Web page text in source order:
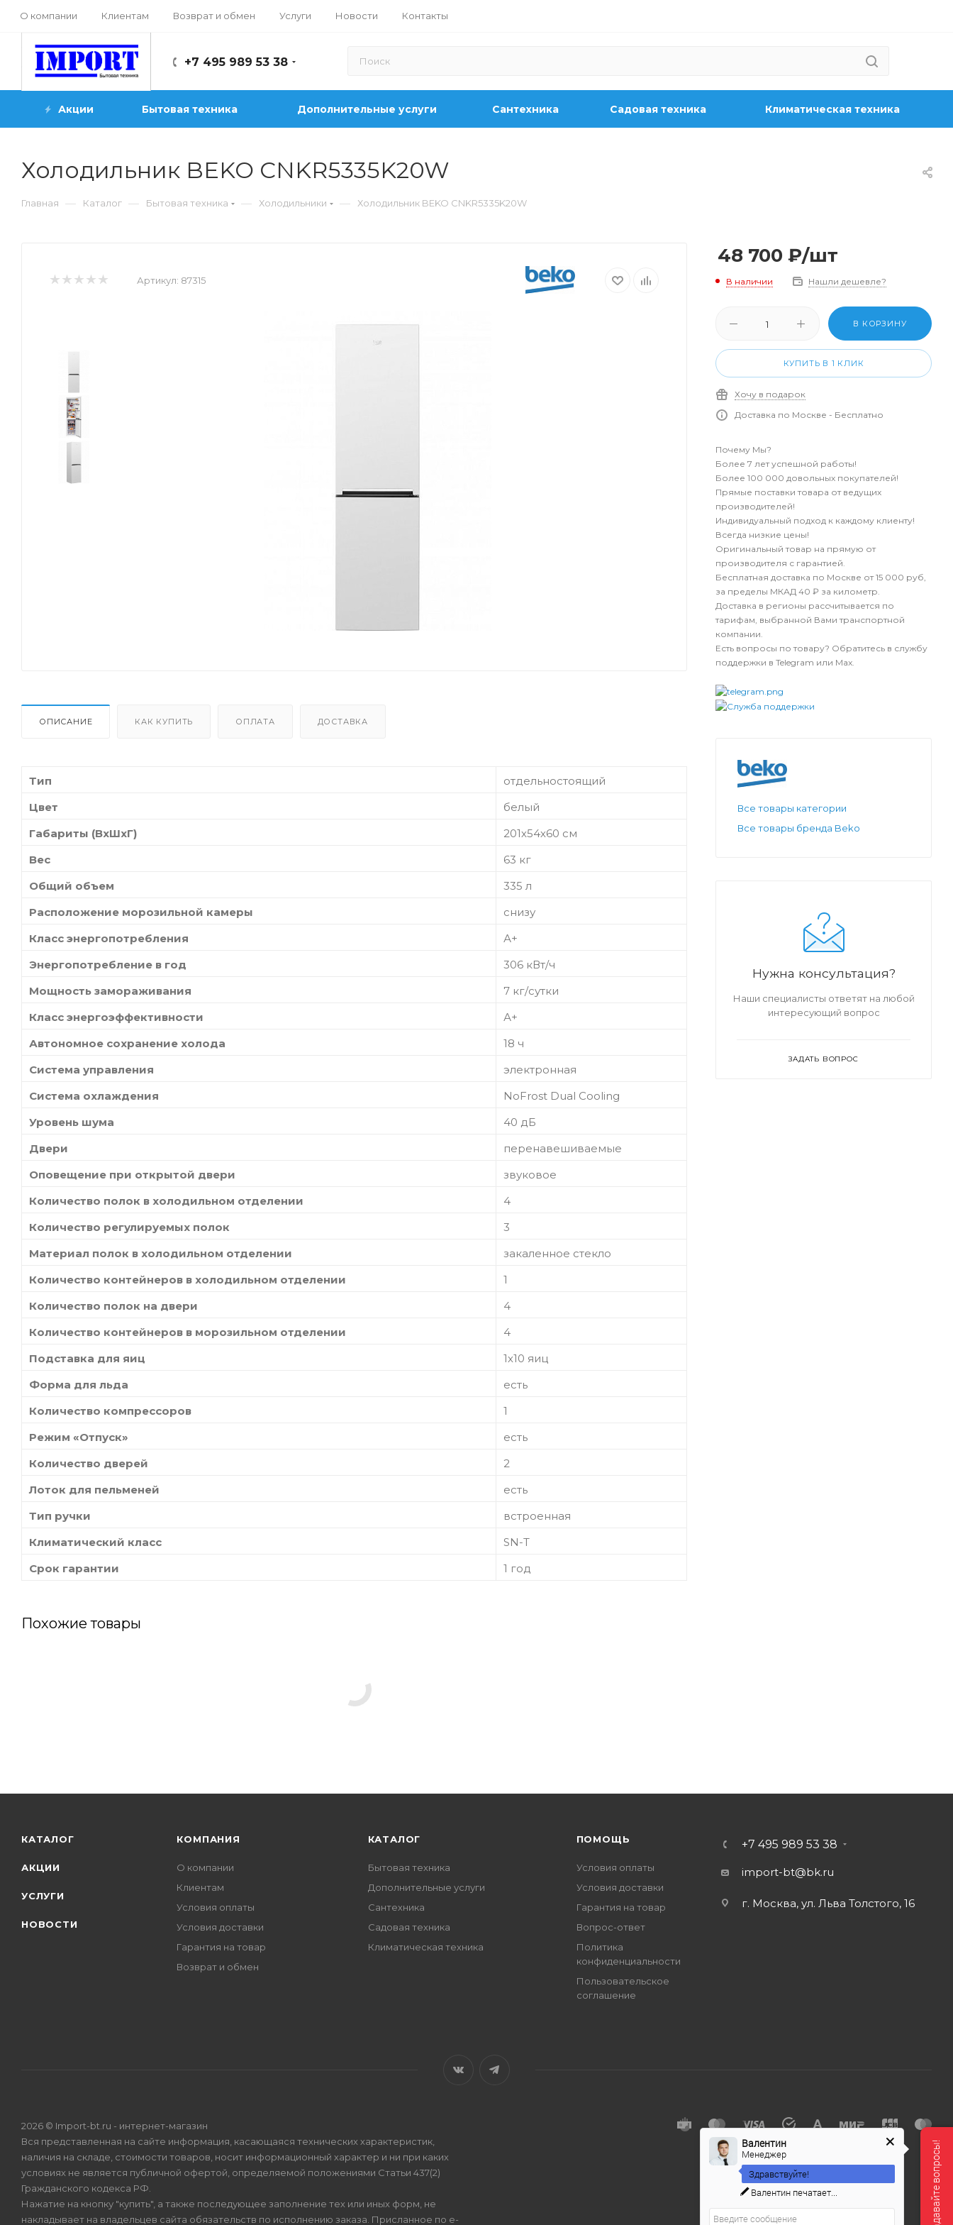
О компании Клиентам Возврат и обмен Услуги Новости Контакты
+7 495 989 53 38
Акции Бытовая техника Дополнительные услуги Сантехника Садовая техника Климатическая техника
Холодильник BEKO CNKR5335K20W
Главная — Каталог — Бытовая техника — Холодильники — Холодильник BEKO CNKR5335K20W
Артикул: 87315
ОПИСАНИЕ КАК КУПИТЬ ОПЛАТА ДОСТАВКА
Тип
отдельностоящий
Цвет
белый
Габариты (ВхШхГ)
201х54х60 см
Вес
63 кг
Общий объем
335 л
Расположение морозильной камеры
снизу
Класс энергопотребления
А+
Энергопотребление в год
306 кВт/ч
Мощность замораживания
7 кг/сутки
Класс энергоэффективности
А+
Автономное сохранение холода
18 ч
Система управления
электронная
Система охлаждения
NoFrost Dual Cooling
Уровень шума
40 дБ
Двери
перенавешиваемые
Оповещение при открытой двери
звуковое
Количество полок в холодильном отделении
4
Количество регулируемых полок
3
Материал полок в холодильном отделении
закаленное стекло
Количество контейнеров в холодильном отделении
1
Количество полок на двери
4
Количество контейнеров в морозильном отделении
4
Подставка для яиц
1х10 яиц
Форма для льда
есть
Количество компрессоров
1
Режим «Отпуск»
есть
Количество дверей
2
Лоток для пельменей
есть
Тип ручки
встроенная
Климатический класс
SN-T
Срок гарантии
1 год
Похожие товары
48 700 ₽/шт
В наличии Нашли дешевле?
В КОРЗИНУ
КУПИТЬ В 1 КЛИК
Хочу в подарок
Доставка по Москве - Бесплатно
Почему Мы?
Более 7 лет успешной работы!
Более 100 000 довольных покупателей!
Прямые поставки товара от ведущих
производителей!
Индивидуальный подход к каждому клиенту!
Всегда низкие цены!
Оригинальный товар на прямую от
производителя с гарантией.
Бесплатная доставка по Москве от 15 000 руб,
за пределы МКАД 40 ₽ за километр.
Доставка в регионы рассчитывается по
тарифам, выбранной Вами транспортной
компании.
Есть вопросы по товару? Обратитесь в службу
поддержки в Telegram или Max.
Все товары категории
Все товары бренда Beko
Нужна консультация?
Наши специалисты ответят на любой
интересующий вопрос
ЗАДАТЬ ВОПРОС
КАТАЛОГ
АКЦИИ
УСЛУГИ
НОВОСТИ
КОМПАНИЯ
О компании
Клиентам
Условия оплаты
Условия доставки
Гарантия на товар
Возврат и обмен
КАТАЛОГ
Бытовая техника
Дополнительные услуги
Сантехника
Садовая техника
Климатическая техника
ПОМОЩЬ
Условия оплаты
Условия доставки
Гарантия на товар
Вопрос-ответ
Политика
конфиденциальности
Пользовательское
соглашение
+7 495 989 53 38
import-bt@bk.ru
г. Москва, ул. Льва Толстого, 16
2026 © Import-bt.ru - интернет-магазин
Вся представленная на сайте информация, касающаяся технических характеристик,
наличия на складе, стоимости товаров, носит информационный характер и ни при каких
условиях не является публичной офертой, определяемой положениями Статьи 437(2)
Гражданского кодекса РФ.
Нажатие на кнопку "купить", а также последующее заполнение тех или иных форм, не
накладывает на владельцев сайта обязательств по исполнению заказа. Присланное по e-
Валентин
Менеджер
Здравствуйте!
Валентин печатает...